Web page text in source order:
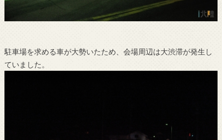
駐車場を求める車が大勢いたため、会場周辺は大渋滞が発生し
ていました。